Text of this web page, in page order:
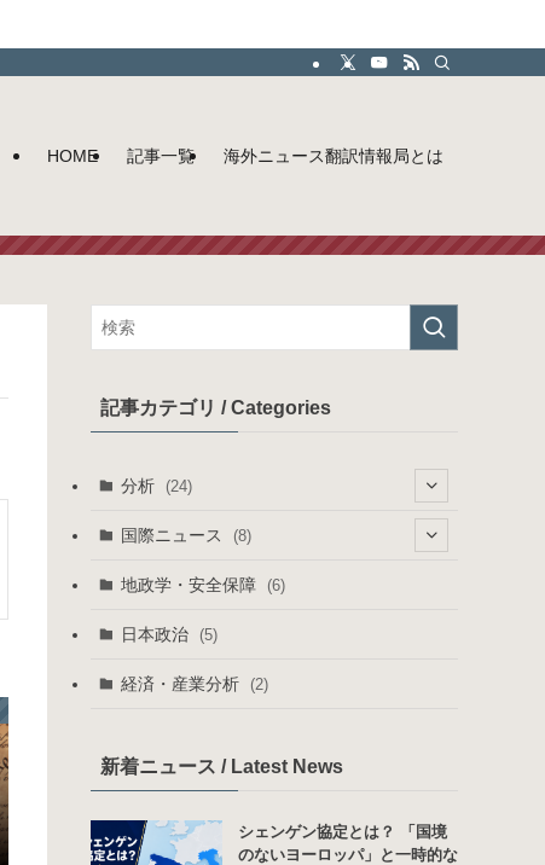
HOME 記事一覧 海外ニュース翻訳情報局とは
記事カテゴリ / Categories
分析 (24)
(1)
(13)
国際ニュース (8)
(1)
(3)
地政学・安全保障 (6)
日本政治 (5)
経済・産業分析 (2)
新着ニュース / Latest News
シェンゲン協定とは？ 「国境
のないヨーロッパ」と一時的な